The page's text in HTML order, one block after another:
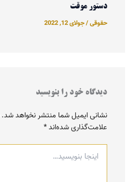
دستور موقت
حقوقی/جولای 12, 2022
دیدگاه‌ خود را بنویسید
نشانی ایمیل شما منتشر نخواهد شد.
علامت‌گذاری شده‌اند*
اینجا
بنویسید…